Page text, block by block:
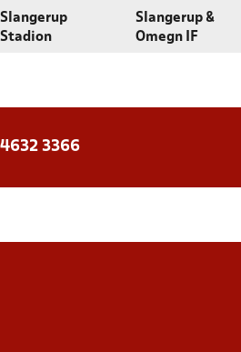
Slangerup
Stadion
Slangerup &
Omegn IF
4632 3366